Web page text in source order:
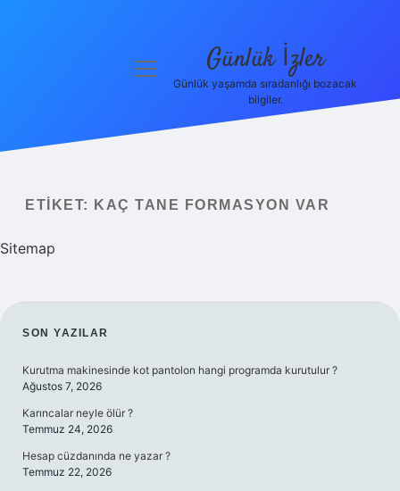
menüyü
Günlük İzler
Günlük yaşamda sıradanlığı bozacak
bilgiler.
ETIKET: KAÇ TANE FORMASYON VAR
Sitemap
SIDEBAR
SON YAZILAR
Kurutma makinesinde kot pantolon hangi programda kurutulur ?
Ağustos 7, 2026
Karıncalar neyle ölür ?
Temmuz 24, 2026
Hesap cüzdanında ne yazar ?
Temmuz 22, 2026